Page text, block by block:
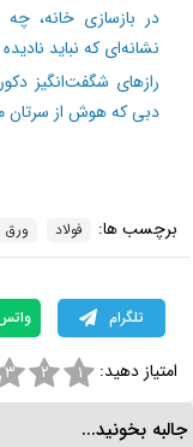
نشانه‌ای که نباید نادیده
دبی که هوش از سرتان
برچسب ها: فولاد ورق
تلگرام واتس
امتیاز دهید: ۱ ۲ ۳
بخونید...